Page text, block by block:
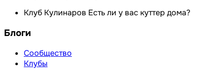
Клуб Кулинаров Есть ли у вас куттер дома?
Блоги
Сообщество
Клубы